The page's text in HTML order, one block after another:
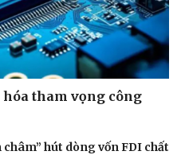
Sao Việt
tham vọng công
hút dòng vốn FDI chất